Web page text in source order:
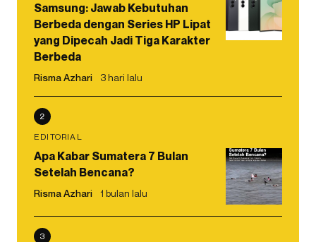
Samsung: Jawab Kebutuhan
Berbeda dengan Series HP Lipat
yang Dipecah Jadi Tiga Karakter
Berbeda
Risma Azhari 3 hari lalu
2
EDITORIAL
Apa Kabar Sumatera 7 Bulan
Setelah Bencana?
Risma Azhari 1 bulan lalu
3